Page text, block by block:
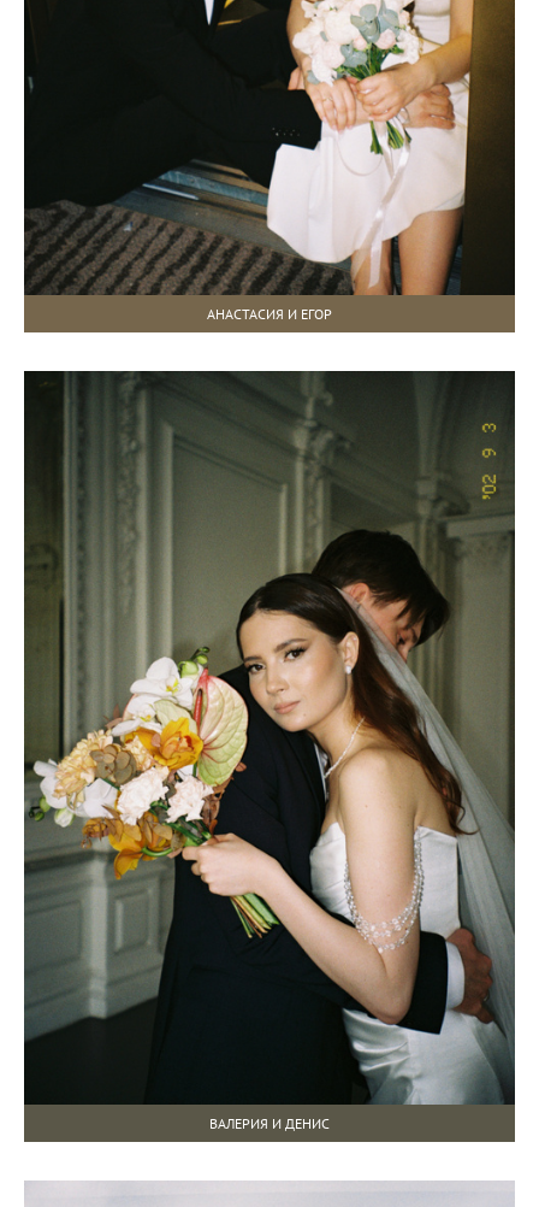
АНАСТАСИЯ И ЕГОР
ВАЛЕРИЯ И ДЕНИС